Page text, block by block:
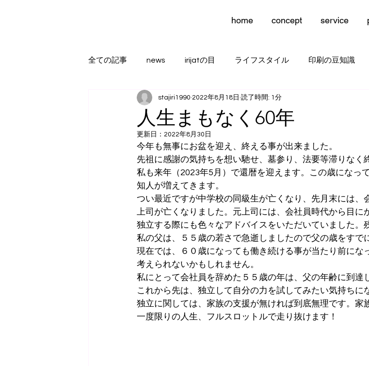
home concept service
全ての記事 news irijatの目 ライフスタイル 印刷の豆知識
人生まもなく60年
stajiri1990 2022年8月18日 読了時間: 1分
更新日： 2022年8月30日
今年も無事にお盆を迎え、終える事が出来ました。
先祖に感謝の気持ちを想い馳せ、墓参り、法要等滞りなく
私も来年（2023年5月）で還暦を迎えます。この歳になっ
知人が増えてきます。
つい最近ですが中学校の同級生が亡くなり、先月末には、
上司が亡くなりました。元上司には、会社員時代から目に
独立する際にも色々なアドバイスをいただいていました。
私の父は、５５歳の若さで急逝しましたので父の歳をすで
現在では、６０歳になっても働き続ける事が当たり前にな
考えられないかもしれません。
私にとって会社員を辞めた５５歳の年は、父の年齢に到達
これから先は、独立して自分の力を試してみたい気持ちに
独立に関しては、家族の支援が無ければ到底無理です。家
一度限りの人生、フルスロットルで走り抜けます！